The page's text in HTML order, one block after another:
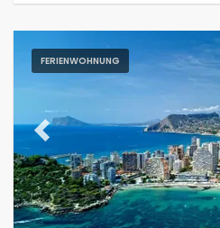
FERIENWOHNUNG
Previous